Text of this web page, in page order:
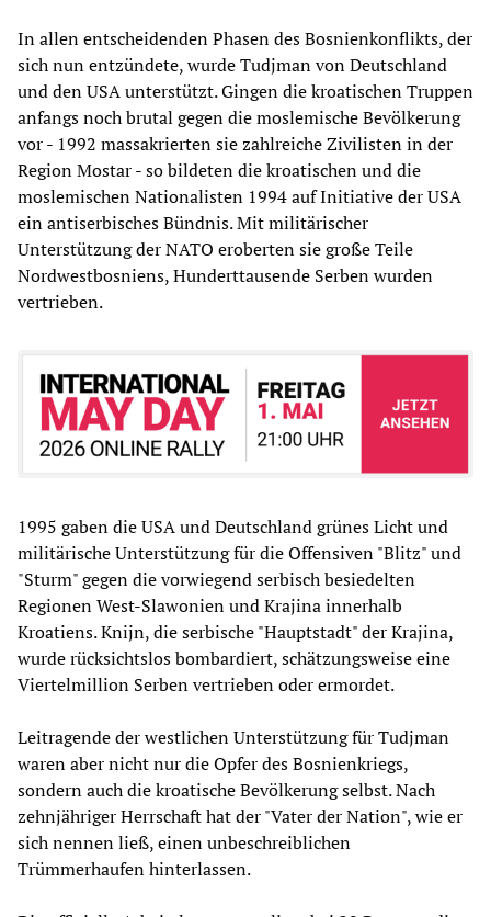
In allen entscheidenden Phasen des Bosnienkonflikts, der
sich nun entzündete, wurde Tudjman von Deutschland
und den USA unterstützt. Gingen die kroatischen Truppen
anfangs noch brutal gegen die moslemische Bevölkerung
vor - 1992 massakrierten sie zahlreiche Zivilisten in der
Region Mostar - so bildeten die kroatischen und die
moslemischen Nationalisten 1994 auf Initiative der USA
ein antiserbisches Bündnis. Mit militärischer
Unterstützung der NATO eroberten sie große Teile
Nordwestbosniens, Hunderttausende Serben wurden
vertrieben.
1995 gaben die USA und Deutschland grünes Licht und
militärische Unterstützung für die Offensiven "Blitz" und
"Sturm" gegen die vorwiegend serbisch besiedelten
Regionen West-Slawonien und Krajina innerhalb
Kroatiens. Knijn, die serbische "Hauptstadt" der Krajina,
wurde rücksichtslos bombardiert, schätzungsweise eine
Viertelmillion Serben vertrieben oder ermordet.
Leitragende der westlichen Unterstützung für Tudjman
waren aber nicht nur die Opfer des Bosnienkriegs,
sondern auch die kroatische Bevölkerung selbst. Nach
zehnjähriger Herrschaft hat der "Vater der Nation", wie er
sich nennen ließ, einen unbeschreiblichen
Trümmerhaufen hinterlassen.